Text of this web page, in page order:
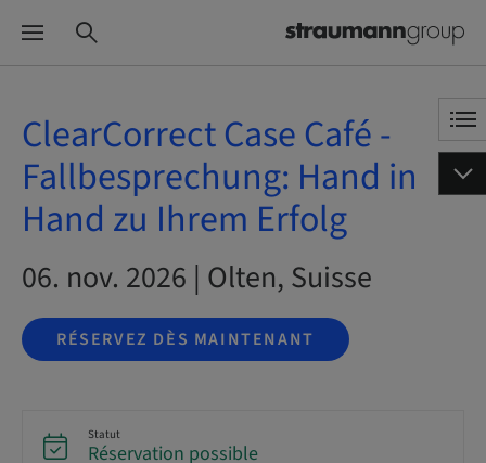
ClearCorrect Case Café -
Fallbesprechung: Hand in
Hand zu Ihrem Erfolg
06. nov. 2026 | Olten, Suisse
RÉSERVEZ DÈS MAINTENANT
Statut
Réservation possible